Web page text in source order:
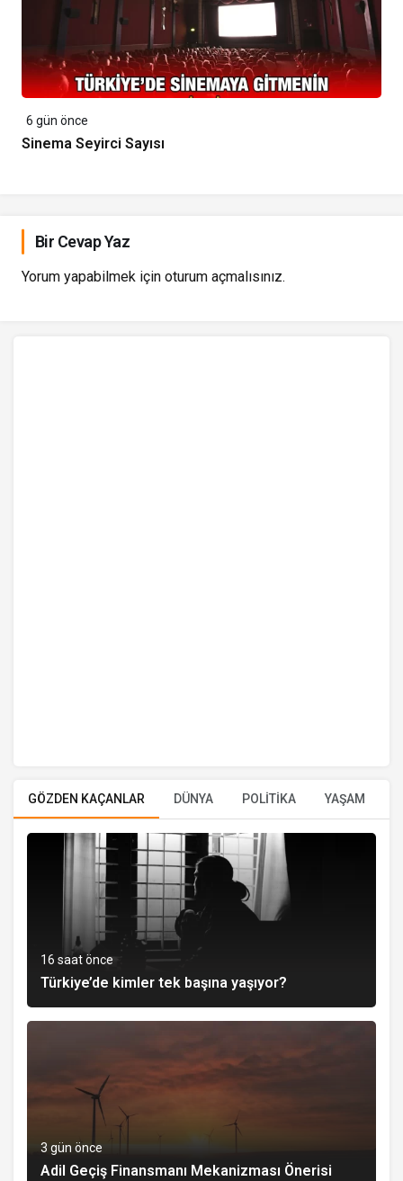
6 gün önce
Sinema Seyirci Sayısı
Bir Cevap Yaz
Yorum yapabilmek için oturum açmalısınız.
GÖZDEN KAÇANLAR DÜNYA POLİTİKA YAŞAM
16 saat önce
Türkiye’de kimler tek başına yaşıyor?
3 gün önce
Adil Geçiş Finansmanı Mekanizması Önerisi